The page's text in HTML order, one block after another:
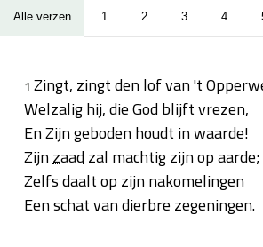
Alle verzen 1 2 3 4
1 Zingt, zingt den lof van 't
Welzalig hij, die God blijft vrezen,
En Zijn geboden houdt in waarde!
Zijnzaadzal machtig zijn op aarde;
Zelfs daalt op zijn nakomelingen
Een schat van dierbre zegeningen.